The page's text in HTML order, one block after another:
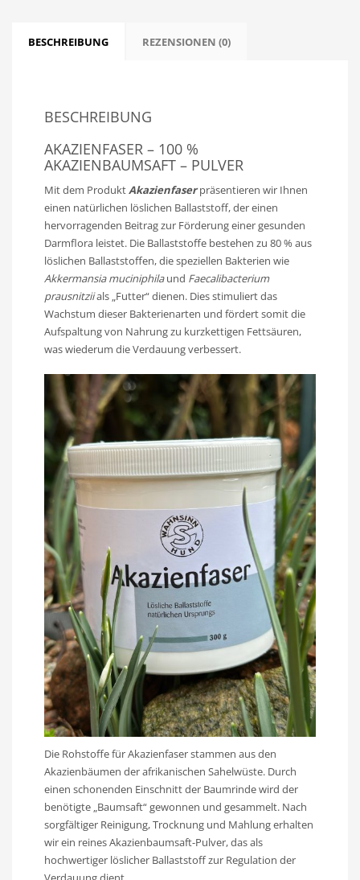
BESCHREIBUNG REZENSIONEN (0)
BESCHREIBUNG
AKAZIENFASER – 100 %
AKAZIENBAUMSAFT – PULVER
Mit dem ProduktAkazienfaserpräsentieren wir Ihnen
einen natürlichen löslichen Ballaststoff, der einen
hervorragenden Beitrag zur Förderung einer gesunden
Darmflora leistet. Die Ballaststoffe bestehen zu 80 % aus
löslichen Ballaststoffen, die speziellen Bakterien wie
Akkermansia muciniphilaund Faecalibacterium
prausnitziials „Futter“ dienen. Dies stimuliert das
Wachstum dieser Bakterienarten und fördert somit die
Aufspaltung von Nahrung zu kurzkettigen Fettsäuren,
was wiederum die Verdauung verbessert.
Die Rohstoffe für Akazienfaser stammen aus den
Akazienbäumen der afrikanischen Sahelwüste. Durch
einen schonenden Einschnitt der Baumrinde wird der
benötigte „Baumsaft“ gewonnen und gesammelt. Nach
sorgfältiger Reinigung, Trocknung und Mahlung erhalten
wir ein reines Akazienbaumsaft-Pulver, das als
hochwertiger löslicher Ballaststoff zur Regulation der